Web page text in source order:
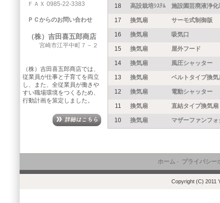
ＦＡＸ 0985-22-3383
ＰＣからのお問い合わせ
（株）吉田喜五郎商店
宮崎市江平中町７－２
（株）吉田喜五郎商店では、
従業員が仕事と子育てを両立
し、また、全従業員が働きや
すい職場環境をつくるため、
行動計画を策定しました。
18 高設栽培ｼｽﾃﾑ 施設園芸廃液浄化
17 換気扇 サーモ式制御版
16 換気扇 吸気口
15 換気扇 屋外フード
14 換気扇 風圧シャッター
13 換気扇 ベルトタイプ換気
12 換気扇 電動シャッター
11 換気扇 直結タイプ換気扇
10 換気扇 マザーファンフ
ホーム- プライバシー
Copyright (C) 2011